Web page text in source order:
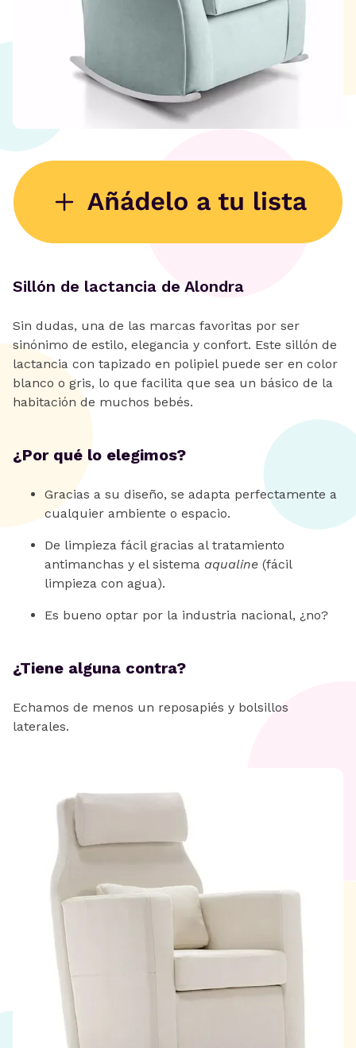
Sillón de lactancia de Alondra
Sin dudas, una de las marcas favoritas por ser
sinónimo de estilo, elegancia y confort. Este sillón de
lactancia con tapizado en polipiel puede ser en color
blanco o gris, lo que facilita que sea un básico de la
habitación de muchos bebés.
¿Por qué lo elegimos?
Gracias a su diseño, se adapta perfectamente a
cualquier ambiente o espacio.
De limpieza fácil gracias al tratamiento
antimanchas y el sistema aqualine (fácil
limpieza con agua).
Es bueno optar por la industria nacional, ¿no?
¿Tiene alguna contra?
Echamos de menos un reposapiés y bolsillos
laterales.